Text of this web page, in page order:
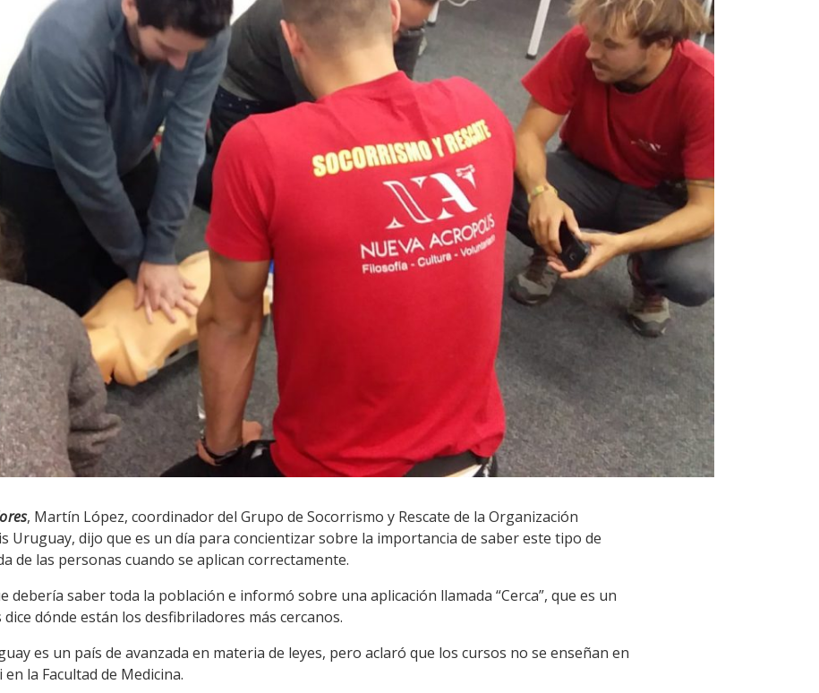
, Martín López, coordinador del Grupo de Socorrismo y Rescate de la Organización
Uruguay, dijo que es un día para concientizar sobre la importancia de saber este tipo de
de las personas cuando se aplican correctamente.
debería saber toda la población e informó sobre una aplicación llamada “Cerca”, que es un
dónde están los desfibriladores más cercanos.
es un país de avanzada en materia de leyes, pero aclaró que los cursos no se enseñan en
la Facultad de Medicina.